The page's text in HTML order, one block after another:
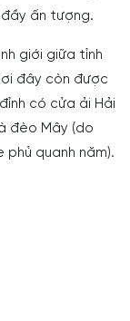
ấn tượng.
giới giữa tỉnh
đây còn được
có cửa ải Hải
đèo Mây (do
quanh năm).